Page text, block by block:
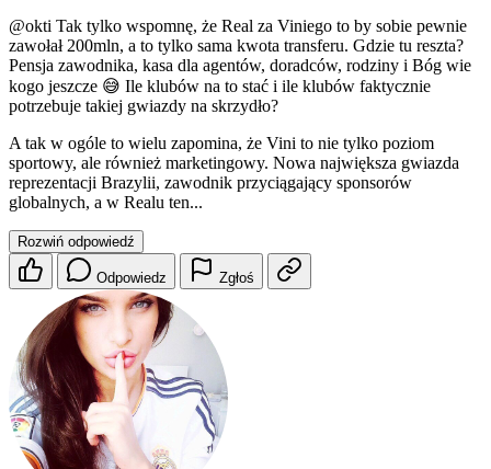
@okti Tak tylko wspomnę, że Real za Viniego to by sobie pewnie
zawołał 200mln, a to tylko sama kwota transferu. Gdzie tu reszta?
Pensja zawodnika, kasa dla agentów, doradców, rodziny i Bóg wie
kogo jeszcze 😅 Ile klubów na to stać i ile klubów faktycznie
potrzebuje takiej gwiazdy na skrzydło?
A tak w ogóle to wielu zapomina, że Vini to nie tylko poziom
sportowy, ale również marketingowy. Nowa największa gwiazda
reprezentacji Brazylii, zawodnik przyciągający sponsorów
globalnych, a w Realu ten...
Rozwiń odpowiedź
Odpowiedz Zgłoś